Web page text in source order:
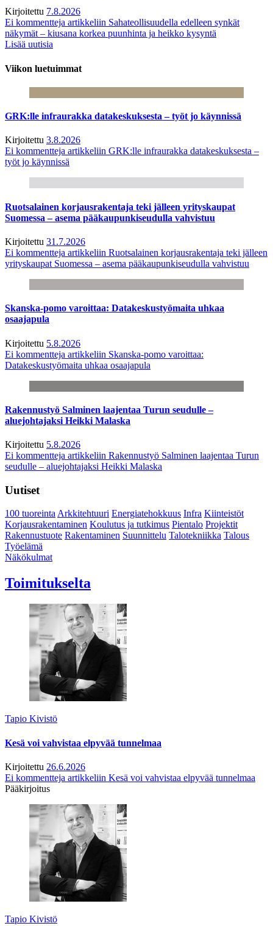
Kirjoitettu 7.8.2026
Ei kommentteja artikkeliin Sahateollisuudella edelleen synkät
näkymät – kiusana korkea puunhinta ja heikko kysyntä
Lisää uutisia
Viikon luetuimmat
GRK:lle infraurakka datakeskuksesta – työt jo käynnissä
Kirjoitettu 3.8.2026
Ei kommentteja artikkeliin GRK:lle infraurakka datakeskuksesta –
työt jo käynnissä
Ruotsalainen korjausrakentaja teki jälleen yrityskaupat
Suomessa – asema pääkaupunkiseudulla vahvistuu
Kirjoitettu 31.7.2026
Ei kommentteja artikkeliin Ruotsalainen korjausrakentaja teki jälleen
yrityskaupat Suomessa – asema pääkaupunkiseudulla vahvistuu
Skanska-pomo varoittaa: Datakeskustyömaita uhkaa
osaajapula
Kirjoitettu 5.8.2026
Ei kommentteja artikkeliin Skanska-pomo varoittaa:
Datakeskustyömaita uhkaa osaajapula
Rakennustyö Salminen laajentaa Turun seudulle –
aluejohtajaksi Heikki Malaska
Kirjoitettu 5.8.2026
Ei kommentteja artikkeliin Rakennustyö Salminen laajentaa Turun
seudulle – aluejohtajaksi Heikki Malaska
Uutiset
100 tuoreintaArkkitehtuuri Energiatehokkuus Infra Kiinteistöt
Korjausrakentaminen Koulutus ja tutkimus Pientalo Projektit
Rakennustuote Rakentaminen Suunnittelu Talotekniikka Talous
Työelämä
Näkökulmat
Toimitukselta
Tapio Kivistö
Kesä voi vahvistaa elpyvää tunnelmaa
Kirjoitettu 26.6.2026
Ei kommentteja artikkeliin Kesä voi vahvistaa elpyvää tunnelmaa
Pääkirjoitus
Tapio Kivistö